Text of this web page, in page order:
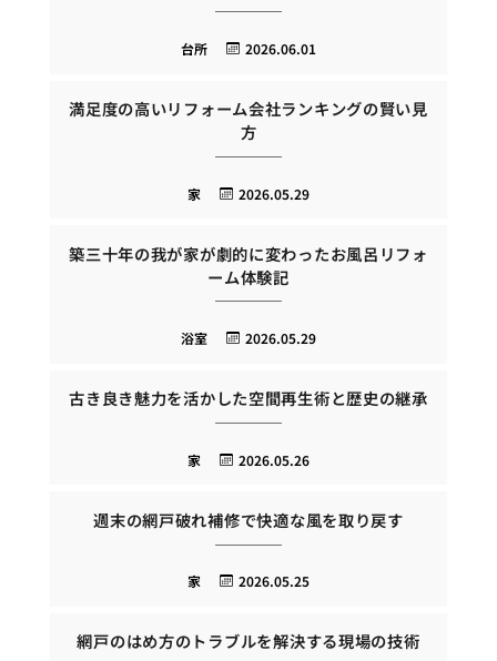
2026.06.01
台所
満足度の高いリフォーム会社ランキングの賢い見
方
2026.05.29
家
築三十年の我が家が劇的に変わったお風呂リフォ
ーム体験記
2026.05.29
浴室
古き良き魅力を活かした空間再生術と歴史の継承
2026.05.26
家
週末の網戸破れ補修で快適な風を取り戻す
2026.05.25
家
網戸のはめ方のトラブルを解決する現場の技術